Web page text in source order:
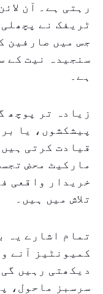
رہتی ہے۔ آن
ٹریفک نے
جس میں صارفین
سنجیدہ نیت کے
ہے۔
زیادہ تر پوچھ
پیشکشوں، یا
قیادت کرتی
مارکیٹ محض
خریدار واقعی
تلاش میں ہیں۔
تمام اشارے یہ
کمیونٹیز آنے
دیکھتی رہیں
سرسبز ماحول،